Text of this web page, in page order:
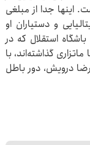
اینها جدا از مبلغی
و دستیاران او
استقلال که در
گذاشته‌اند، با
رضا درویش، دور باطل